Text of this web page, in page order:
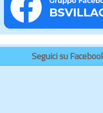
Seguici su